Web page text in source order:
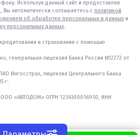
Используя данный сайт и предоставляя
автоматически соглашаетесь с политикой
об обработке персональных и данных и
персональных данных.
и страхования с помощью
генеральная лицензия Банка России №2272 от
Ингосстрах, лицензия Центрального Банка
г.
«АВТОДОМ» ОГРН 1236100016910, ИНН